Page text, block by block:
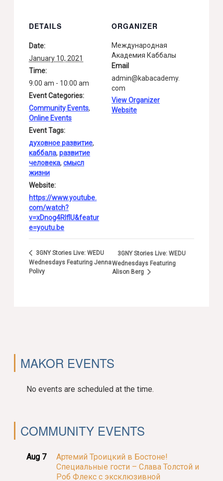
DETAILS
Date:
January 10, 2021
Time:
9:00 am - 10:00 am
Event Categories:
Community Events,
Online Events
Event Tags:
духовное развитие,
каббала,развитие
человека,смысл
жизни
Website:
https://www.youtube.
com/watch?
v=xDnog4RlflU&featur
e=youtu.be
ORGANIZER
Международная
Академия Каббалы
Email
admin@kabacademy.
com
View Organizer
Website
3GNY Stories Live: WEDU
Wednesdays Featuring Jenna
Polivy
3GNY Stories Live: WEDU
Wednesdays Featuring
Alison Berg
MAKOR EVENTS
No events are scheduled at the time.
COMMUNITY EVENTS
Aug 7
Артемий Троицкий в Бостоне!
Специальные гости – Слава Толстой и
Роб Флекс с эксклюзивной